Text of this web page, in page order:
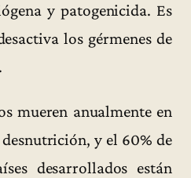
y patogenicida. Es
los gérmenes de
mueren anualmente en
y el 60% de
desarrollados están